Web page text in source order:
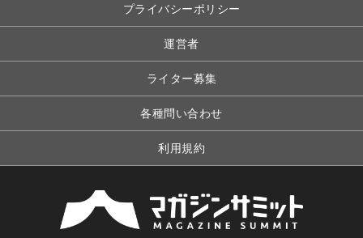
プライバシーポリシー
運営者
ライター募集
各種問い合わせ
利用規約